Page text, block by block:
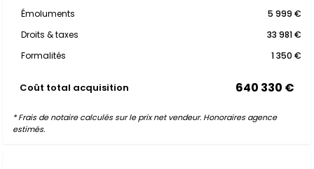
Émoluments
5 999 €
Droits & taxes
33 981 €
Formalités
1 350 €
Coût total acquisition 640 330 €
* Frais de notaire calculés sur le prix net vendeur. Honoraires agence
estimés.